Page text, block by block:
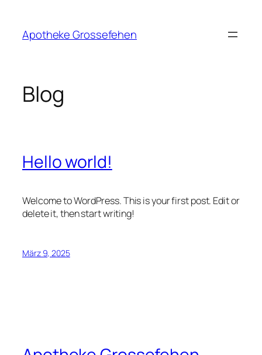
springen
Apotheke Grossefehen
Blog
Hello world!
Welcome to WordPress. This is your first post. Edit or
delete it, then start writing!
März 9, 2025